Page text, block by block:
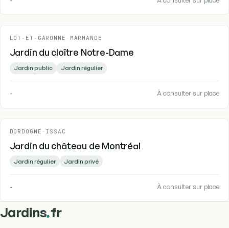
LOT-ET-GARONNE - MARMANDE
Jardin du cloître Notre-Dame
Jardin public Jardin régulier
- À consulter sur place
DORDOGNE - ISSAC
Jardin du château de Montréal
Jardin régulier Jardin privé
- À consulter sur place
Jardins.fr